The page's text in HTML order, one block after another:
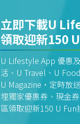
立即下載U
領取迎新150
U Lifestyle App 優惠
活、U Travel、U
U Magazine，定時放
埋獨家優惠券、現金
區領取迎新150 U Fun